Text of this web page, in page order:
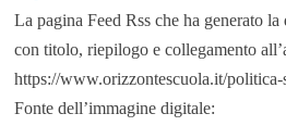
La pagina Feed Rss che ha generato
con titolo, riepilogo e collegamento
https://www.orizzontescuola.it/politica-
Fonte dell’immagine digitale: